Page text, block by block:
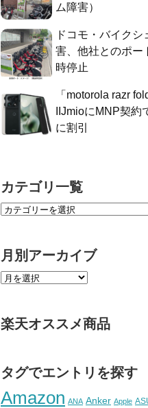
ム障害）
ドコモ・バイクシ
害、他社とのポー
時停止
「motorola razr
IIJmioにMNP契約
に割引
カテゴリ一覧
月別アーカイブ
楽天オススメ商品
タグでエントリを探す
Amazon ANA Anker Apple